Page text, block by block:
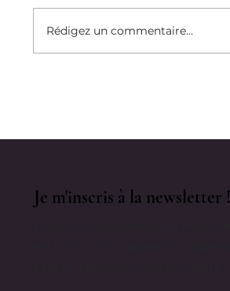
Rédigez un commentaire...
Je m'inscris à la newsletter !